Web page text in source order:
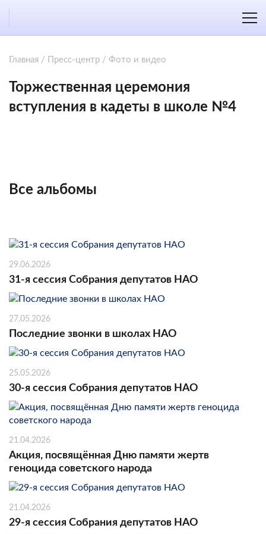
Главная / Пресс-центр / Фото и видео
Торжественная церемония
вступления в кадеты в школе №4
Все альбомы
29.06.2026
31-я сессия Собрания депутатов НАО
27.05.2026
Последние звонки в школах НАО
25.05.2026
30-я сессия Собрания депутатов НАО
21.04.2026
Акция, посвящённая Дню памяти жертв
геноцида советского народа
21.04.2026
29-я сессия Собрания депутатов НАО